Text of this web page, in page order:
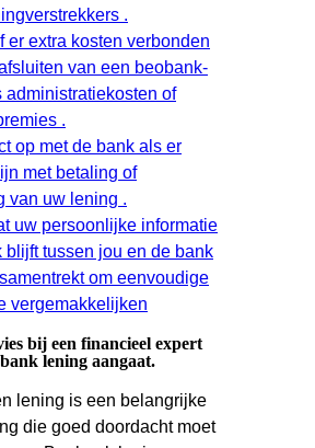
.
er extra kosten verbonden
van een beobank-
administratiekosten of
.
op met de bank als er
met betaling of
van uw lening .
uw persoonlijke informatie
blijft tussen jou en de bank
om eenvoudige
vergemakkelijken
bij een financieel expert
lening aangaat.
lening is een belangrijke
die goed doordacht moet